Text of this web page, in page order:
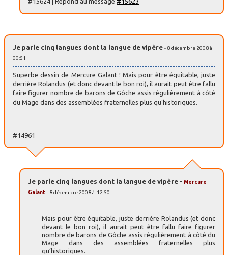
Je parle cinq langues dont la langue de vipère - 8 décembre 2008 à
00:51
Superbe dessin de Mercure Galant ! Mais pour être équitable, juste
derrière Rolandus (et donc devant le bon roi), il aurait peut être fallu
faire figurer nombre de barons de Gôche assis régulièrement à côté
du Mage dans des assemblées fraternelles plus qu’historiques.
#14961
Je parle cinq langues dont la langue de vipère - Mercure
Galant - 8 décembre 2008 à 12:50
Mais pour être équitable, juste derrière Rolandus (et donc
devant le bon roi), il aurait peut être fallu faire figurer
nombre de barons de Gôche assis régulièrement à côté du
Mage dans des assemblées fraternelles plus
qu’historiques.